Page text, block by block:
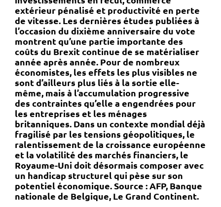
extérieur pénalisé et productivité en perte
de vitesse. Les dernières études publiées à
l’occasion du dixième anniversaire du vote
montrent qu’une partie importante des
coûts du Brexit continue de se matérialiser
année après année. Pour de nombreux
économistes, les effets les plus visibles ne
sont d’ailleurs plus liés à la sortie elle-
même, mais à l’accumulation progressive
des contraintes qu’elle a engendrées pour
les entreprises et les ménages
britanniques. Dans un contexte mondial déjà
fragilisé par les tensions géopolitiques, le
ralentissement de la croissance européenne
et la volatilité des marchés financiers, le
Royaume-Uni doit désormais composer avec
un handicap structurel qui pèse sur son
potentiel économique. Source : AFP, Banque
nationale de Belgique, Le Grand Continent.